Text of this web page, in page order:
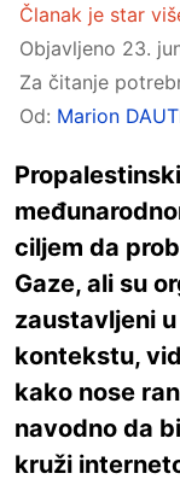
Članak je star
Objavljeno 23.
Za čitanje
Od: Marion
ciljem da
Gaze, ali su
zaustavljeni
kontekstu,
kako nose
navodno da
kruži